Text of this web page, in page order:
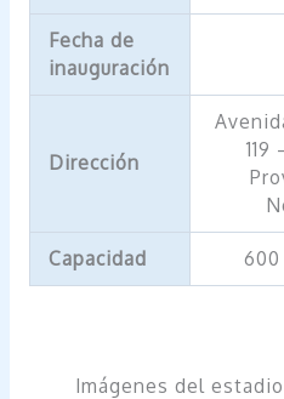
Fecha de
inauguración
Dirección
Capacidad 600
Imágenes del